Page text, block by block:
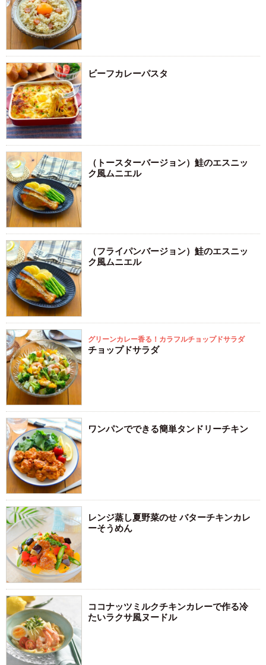
ビーフカレーパスタ
（トースターバージョン）鮭のエスニッ
ク風ムニエル
（フライパンバージョン）鮭のエスニッ
ク風ムニエル
グリーンカレー香る！カラフルチョップドサラダ
チョップドサラダ
ワンパンでできる簡単タンドリーチキン
レンジ蒸し夏野菜のせ バターチキンカレ
ーそうめん
ココナッツミルクチキンカレーで作る冷
たいラクサ風ヌードル